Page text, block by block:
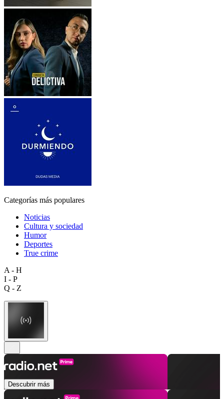
Categorías más populares
Noticias
Cultura y sociedad
Humor
Deportes
True crime
A - H
I - P
Q - Z
Descubrir más